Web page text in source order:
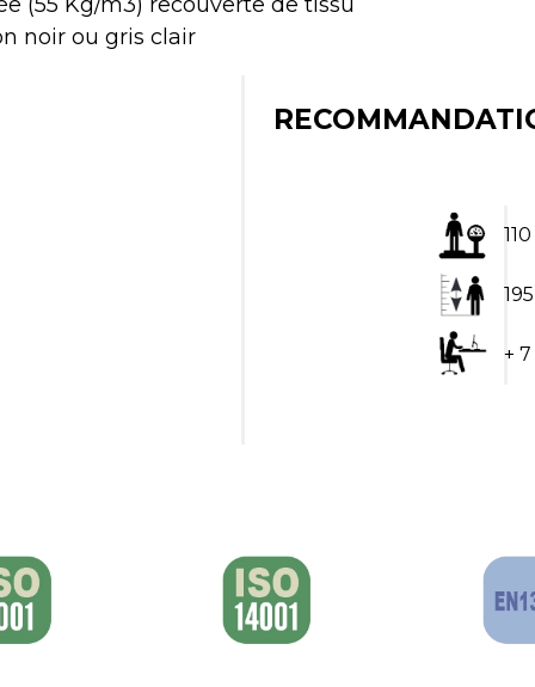
noir ou gris clair
+